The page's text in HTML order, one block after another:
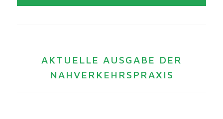
AKTUELLE AUSGABE DER
NAHVERKEHRSPRAXIS